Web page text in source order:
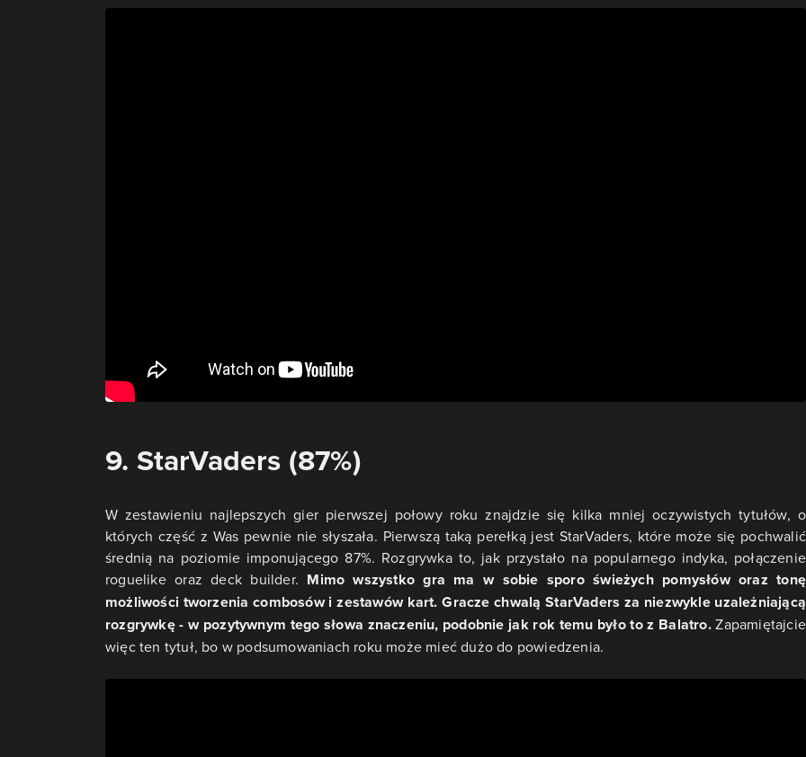
9. StarVaders (87%)
W zestawieniu najlepszych gier pierwszej połowy roku znajdzie się kilka mniej oczywistych tytułów, o
których część z Was pewnie nie słyszała. Pierwszą taką perełką jest StarVaders, które może się pochwalić
średnią na poziomie imponującego 87%. Rozgrywka to, jak przystało na popularnego indyka, połączenie
roguelike oraz deck builder. Mimo wszystko gra ma w sobie sporo świeżych pomysłów oraz tonę
możliwości tworzenia combosów i zestawów kart. Gracze chwalą StarVaders za niezwykle uzależniającą
rozgrywkę - w pozytywnym tego słowa znaczeniu, podobnie jak rok temu było to z Balatro.Zapamiętajcie
więc ten tytuł, bo w podsumowaniach roku może mieć dużo do powiedzenia.